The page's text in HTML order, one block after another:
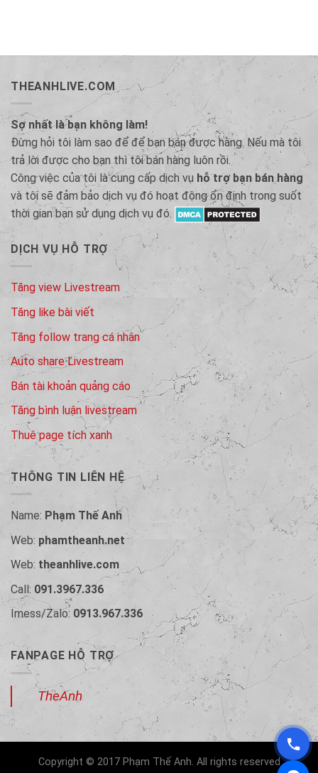
THEANHLIVE.COM
Sợ nhất là bạn không làm!
Đừng hỏi tôi làm sao để để bạn bán được hàng. Nếu mà tôi
trả lời được cho bạn thì tôi bán hàng luôn rồi.
Công việc của tôi là cung cấp dịch vụ hỗ trợ bạn bán hàng
và tôi sẽ đảm bảo dịch vụ đó hoạt động ổn định trong suốt
thời gian bạn sử dụng dịch vụ đó.
DỊCH VỤ HỖ TRỢ
Tăng view Livestream
Tăng like bài viết
Tăng follow trang cá nhân
Auto share Livestream
Bán tài khoản quảng cáo
Tăng bình luận livestream
Thuê page tích xanh
THÔNG TIN LIÊN HỆ
Name: Phạm Thế Anh
Web: phamtheanh.net
Web: theanhlive.com
Call: 091.3967.336
Imess/Zalo: 0913.967.336
FANPAGE HỖ TRỢ
TheAnh
Copyright © 2017 Phạm Thế Anh. All rights reserved